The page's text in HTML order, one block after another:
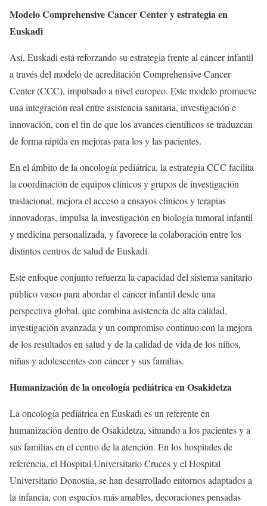
Modelo Comprehensive Cancer Center y estrategia en
Euskadi
Así, Euskadi está reforzando su estrategia frente al cáncer infantil
a través del modelo de acreditación Comprehensive Cancer
Center (CCC), impulsado a nivel europeo. Este modelo promueve
una integración real entre asistencia sanitaria, investigación e
innovación, con el fin de que los avances científicos se traduzcan
de forma rápida en mejoras para los y las pacientes.​
En el ámbito de la oncología pediátrica, la estrategia CCC facilita
la coordinación de equipos clínicos y grupos de investigación
traslacional, mejora el acceso a ensayos clínicos y terapias
innovadoras, impulsa la investigación en biología tumoral infantil
y medicina personalizada, y favorece la colaboración entre los
distintos centros de salud de Euskadi.
Este enfoque conjunto refuerza la capacidad del sistema sanitario
público vasco para abordar el cáncer infantil desde una
perspectiva global, que combina asistencia de alta calidad,
investigación avanzada y un compromiso continuo con la mejora
de los resultados en salud y de la calidad de vida de los niños,
niñas y adolescentes con cáncer y sus familias.
Humanización de la oncología pediátrica en Osakidetza
La oncología pediátrica en Euskadi es un referente en
humanización dentro de Osakidetza, situando a los pacientes y a
sus familias en el centro de la atención. En los hospitales de
referencia, el Hospital Universitario Cruces y el Hospital
Universitario Donostia, se han desarrollado entornos adaptados a
la infancia, con espacios más amables, decoraciones pensadas